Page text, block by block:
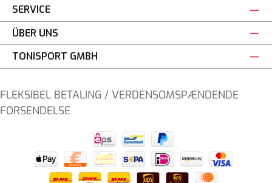
SERVICE
ÜBER UNS
TONISPORT GMBH
FLEKSIBEL BETALING / VERDENSOMSPÆNDENDE
FORSENDELSE